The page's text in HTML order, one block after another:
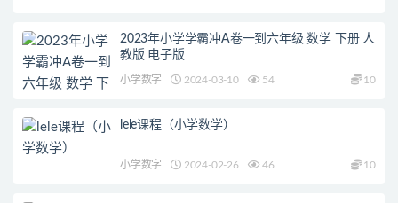
2023年小学学霸冲A卷一到六年级 数学 下册 人
教版 电子版
小学数字 2024-03-10 54 10
lele课程（小学数学）
小学数字 2024-02-26 46 10